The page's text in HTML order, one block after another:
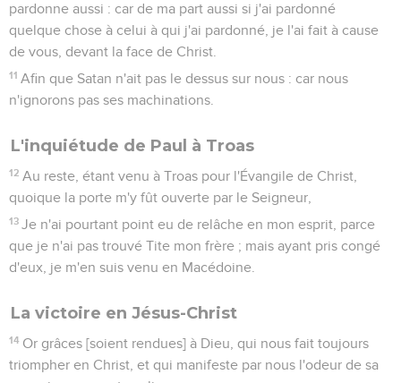
pardonne aussi : car de ma part aussi si j'ai pardonné
quelque chose à celui à qui j'ai pardonné, je l'ai fait à cause
de vous, devant la face de Christ.
11 Afin que Satan n'ait pas le dessus sur nous : car nous
n'ignorons pas ses machinations.
L'inquiétude de Paul à Troas
12 Au reste, étant venu à Troas pour l'Évangile de Christ,
quoique la porte m'y fût ouverte par le Seigneur,
13 Je n'ai pourtant point eu de relâche en mon esprit, parce
que je n'ai pas trouvé Tite mon frère ; mais ayant pris congé
d'eux, je m'en suis venu en Macédoine.
La victoire en Jésus-Christ
14 Or grâces [soient rendues] à Dieu, qui nous fait toujours
triompher en Christ, et qui manifeste par nous l'odeur de sa